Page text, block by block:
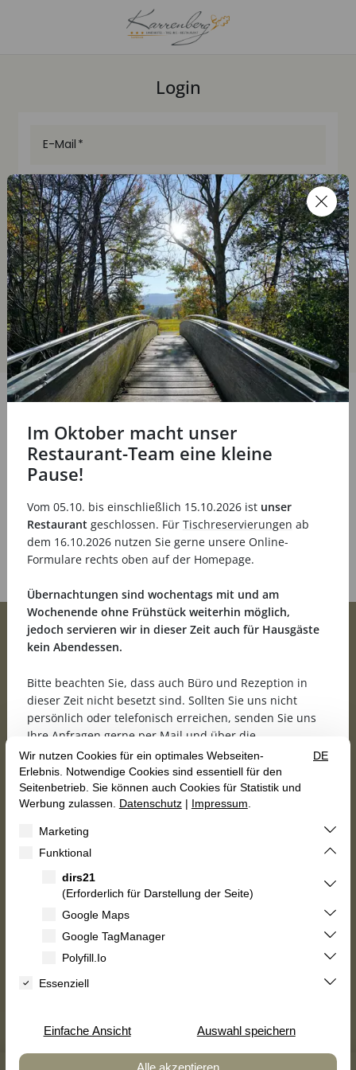
Login
E-Mail
Passwort
Login
Neues Kundenkonto erstellen
Passwort zurücksetzen
Straßheck 3 55481 Kirchberg
06763 93080
info@landhotel-karrenberg.de
Zimmer buchen
© 2026 Landhotel Karrenberg GbR — Site by
Im Oktober macht unser
Restaurant-Team eine kleine
Pause!
Vom 05.10. bis einschließlich 15.10.2026 ist unser
Restaurant geschlossen. Für Tischreservierungen ab
dem 16.10.2026 nutzen Sie gerne unsere Online-
Formulare rechts oben auf der Homepage.
Übernachtungen sind wochentags mit und am
Wochenende ohne Frühstück weiterhin möglich,
jedoch servieren wir in dieser Zeit auch für Hausgäste
kein Abendessen.
Bitte beachten Sie, dass auch Büro und Rezeption in
dieser Zeit nicht besetzt sind. Sollten Sie uns nicht
persönlich oder telefonisch erreichen, senden Sie uns
Ihre Anfragen gerne per Mail und über die
Anfrageformulare unserer Homepage.
Wir freuen uns, Sie ab dem 16.10.2026 wieder bei uns
begrüßen zu dürfen!
Herzliche Grüße
Roberto Olla, Marina Bast
und das gesamte Karrenberg-Team